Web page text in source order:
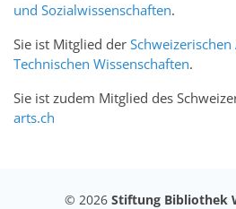
und Sozialwissenschaften.
Sie ist Mitglied der
Technischen Wissenschaften.
Sie ist zudem Mitglied des
arts.ch
© 2026 Stiftung Bibliothek